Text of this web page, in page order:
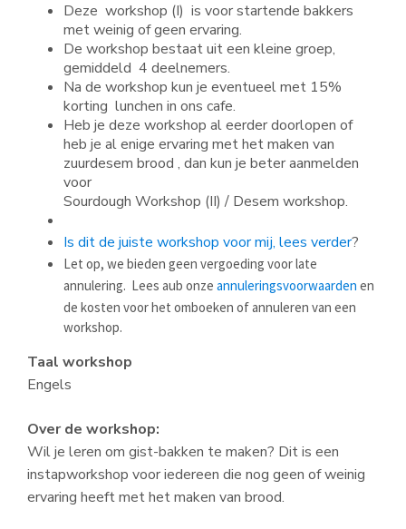
Deze workshop (I) is voor startende bakkers
met weinig of geen ervaring.
De workshop bestaat uit een kleine groep,
gemiddeld 4 deelnemers.
Na de workshop kun je eventueel met 15%
korting lunchen in ons cafe.
Heb je deze workshop al eerder doorlopen of
heb je al enige ervaring met het maken van
zuurdesem brood , dan kun je beter aanmelden
voor
Sourdough Workshop (II) / Desem workshop.
Is dit de juiste workshop voor mij, lees verder?
Let op, we bieden geen vergoeding voor late
annulering. Lees aub onze annuleringsvoorwaarden en
de kosten voor het omboeken of annuleren van een
workshop.
Taal workshop
Engels
Over de workshop:
Wil je leren om gist-bakken te maken? Dit is een
instapworkshop voor iedereen die nog geen of weinig
ervaring heeft met het maken van brood.